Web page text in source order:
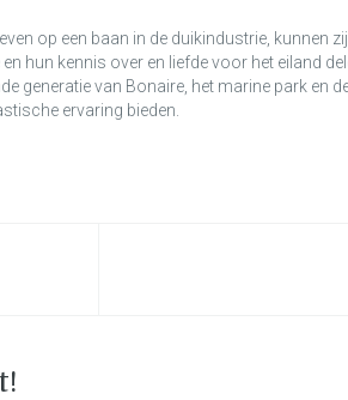
op een baan in de duikindustrie, kunnen
hun kennis over en liefde voor het eiland
generatie van Bonaire, het marine park en
ervaring bieden.